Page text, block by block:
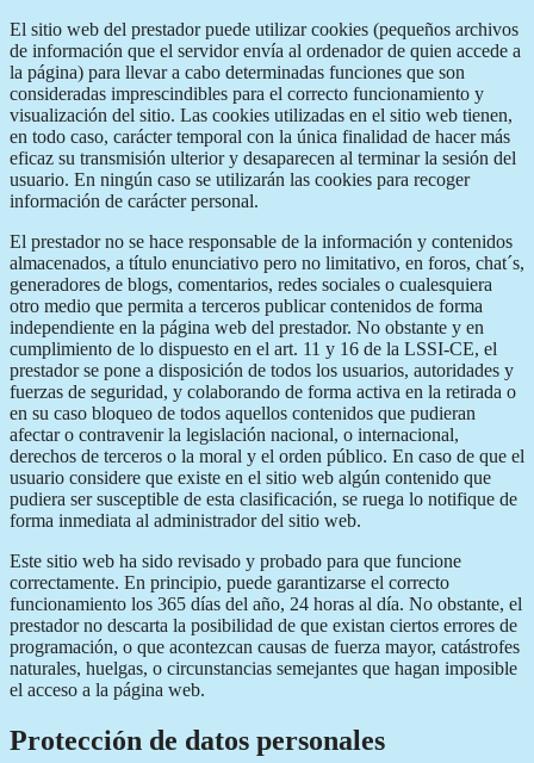
El sitio web del prestador puede utilizar cookies (pequeños archivos
de información que el servidor envía al ordenador de quien accede a
la página) para llevar a cabo determinadas funciones que son
consideradas imprescindibles para el correcto funcionamiento y
visualización del sitio. Las cookies utilizadas en el sitio web tienen,
en todo caso, carácter temporal con la única finalidad de hacer más
eficaz su transmisión ulterior y desaparecen al terminar la sesión del
usuario. En ningún caso se utilizarán las cookies para recoger
información de carácter personal.
El prestador no se hace responsable de la información y contenidos
almacenados, a título enunciativo pero no limitativo, en foros, chat´s,
generadores de blogs, comentarios, redes sociales o cualesquiera
otro medio que permita a terceros publicar contenidos de forma
independiente en la página web del prestador. No obstante y en
cumplimiento de lo dispuesto en el art. 11 y 16 de la LSSI-CE, el
prestador se pone a disposición de todos los usuarios, autoridades y
fuerzas de seguridad, y colaborando de forma activa en la retirada o
en su caso bloqueo de todos aquellos contenidos que pudieran
afectar o contravenir la legislación nacional, o internacional,
derechos de terceros o la moral y el orden público. En caso de que el
usuario considere que existe en el sitio web algún contenido que
pudiera ser susceptible de esta clasificación, se ruega lo notifique de
forma inmediata al administrador del sitio web.
Este sitio web ha sido revisado y probado para que funcione
correctamente. En principio, puede garantizarse el correcto
funcionamiento los 365 días del año, 24 horas al día. No obstante, el
prestador no descarta la posibilidad de que existan ciertos errores de
programación, o que acontezcan causas de fuerza mayor, catástrofes
naturales, huelgas, o circunstancias semejantes que hagan imposible
el acceso a la página web.
Protección de datos personales